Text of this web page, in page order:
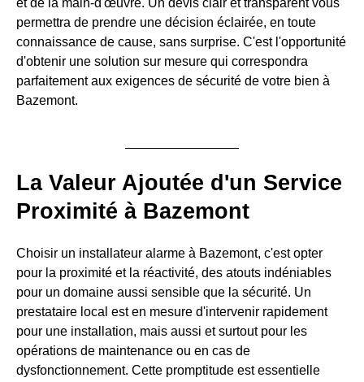
et de la main-d'œuvre. Un devis clair et transparent vous
permettra de prendre une décision éclairée, en toute
connaissance de cause, sans surprise. C'est l'opportunité
d'obtenir une solution sur mesure qui correspondra
parfaitement aux exigences de sécurité de votre bien à
Bazemont.
La Valeur Ajoutée d'un Service
Proximité à Bazemont
Choisir un installateur alarme à Bazemont, c'est opter
pour la proximité et la réactivité, des atouts indéniables
pour un domaine aussi sensible que la sécurité. Un
prestataire local est en mesure d'intervenir rapidement
pour une installation, mais aussi et surtout pour les
opérations de maintenance ou en cas de
dysfonctionnement. Cette promptitude est essentielle